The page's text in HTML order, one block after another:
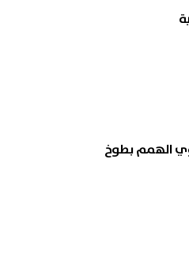
الهمم بطوخ